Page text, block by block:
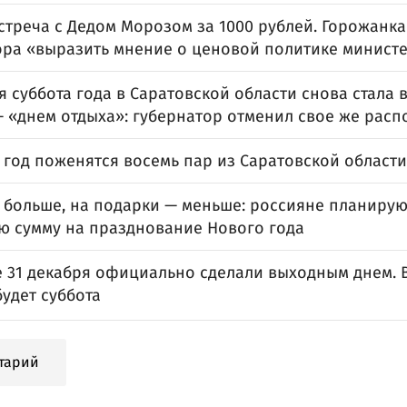
с Дедом Морозом за 1000 рублей.
«выразить мнение о ценовой политике
суббота года в Саратовской области снова стала
«днем отдыха»: губернатор отменил свое же
поженятся восемь пар из Саратовской области
на подарки — меньше: россияне
сумму на празднование Нового года
31 декабря официально сделали выходным днем.
суббота